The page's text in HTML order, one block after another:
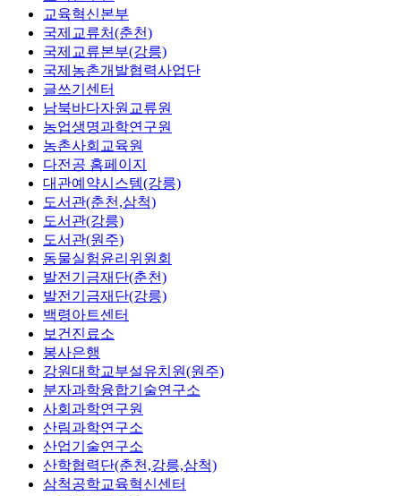
교육혁신본부
국제교류처(춘천)
국제교류본부(강릉)
국제농촌개발협력사업단
글쓰기센터
남북바다자원교류원
농업생명과학연구원
농촌사회교육원
다전공 홈페이지
대관예약시스템(강릉)
도서관(춘천,삼척)
도서관(강릉)
도서관(원주)
동물실험윤리위원회
발전기금재단(춘천)
발전기금재단(강릉)
백령아트센터
보건진료소
봉사은행
강원대학교부설유치원(원주)
분자과학융합기술연구소
사회과학연구원
산림과학연구소
산업기술연구소
산학협력단(춘천,강릉,삼척)
삼척공학교육혁신센터